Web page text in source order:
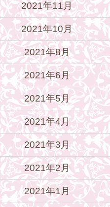
2021年11月
2021年10月
2021年8月
2021年6月
2021年5月
2021年4月
2021年3月
2021年2月
2021年1月